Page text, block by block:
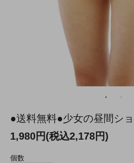
●送料無料●少女の昼間シ
1,980円(税込2,178円)
個数